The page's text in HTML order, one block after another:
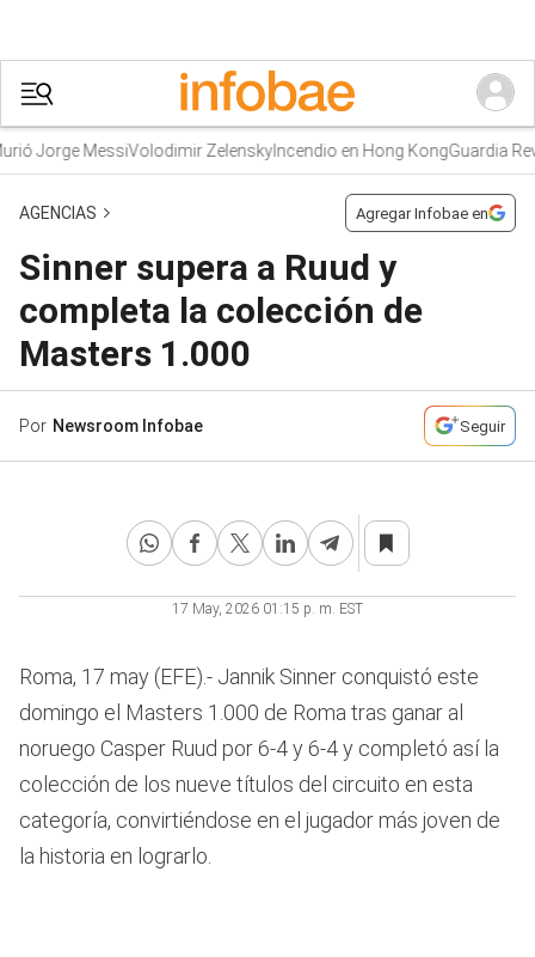
Jorge MessiVolodimir ZelenskyIncendio en Hong KongGuardia
AGENCIAS Agregar Infobae en
Sinner supera a Ruud y
completa la colección de
Masters 1.000
Por Newsroom Infobae Seguir
17 May, 2026 01:15 p. m. EST
Roma, 17 may (EFE).- Jannik Sinner conquistó este
domingo el Masters 1.000 de Roma tras ganar al
noruego Casper Ruud por 6-4 y 6-4 y completó así la
colección de los nueve títulos del circuito en esta
categoría, convirtiéndose en el jugador más joven de
la historia en lograrlo.